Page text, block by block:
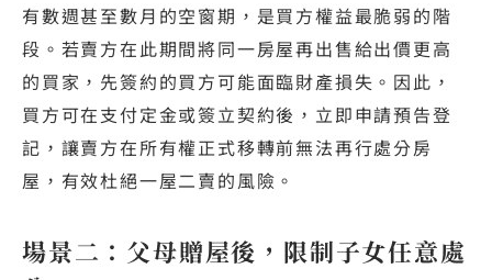
有數週甚至數月的空窗期，是買方權益最脆弱的階
段。若賣方在此期間將同一房屋再出售給出價更高
的買家，先簽約的買方可能面臨財產損失。因此，
買方可在支付定金或簽立契約後，立即申請預告登
記，讓賣方在所有權正式移轉前無法再行處分房
屋，有效杜絕一屋二賣的風險。
場景二：父母贈屋後，限制子女任意處